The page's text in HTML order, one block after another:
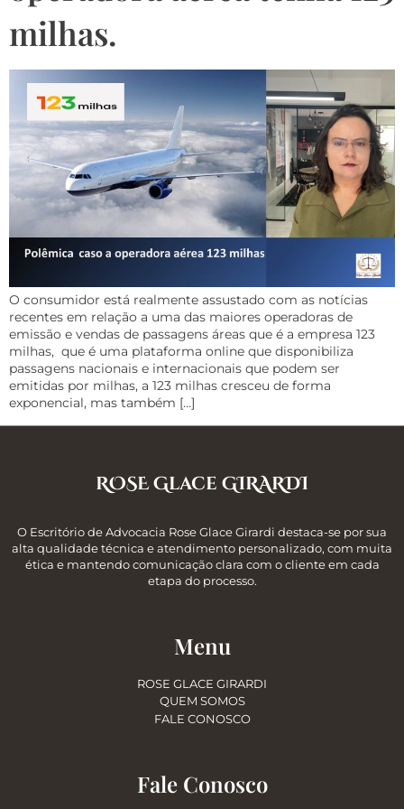
milhas.
O consumidor está realmente assustado com as notícias
recentes em relação a uma das maiores operadoras de
emissão e vendas de passagens áreas que é a empresa 123
milhas, que é uma plataforma online que disponibiliza
passagens nacionais e internacionais que podem ser
emitidas por milhas, a 123 milhas cresceu de forma
exponencial, mas também […]
ROSE Glace GIRARDI
O Escritório de Advocacia Rose Glace Girardi destaca-se por sua
alta qualidade técnica e atendimento personalizado, com muita
ética e mantendo comunicação clara com o cliente em cada
etapa do processo.
Menu
ROSE GLACE GIRARDI
QUEM SOMOS
FALE CONOSCO
Fale Conosco